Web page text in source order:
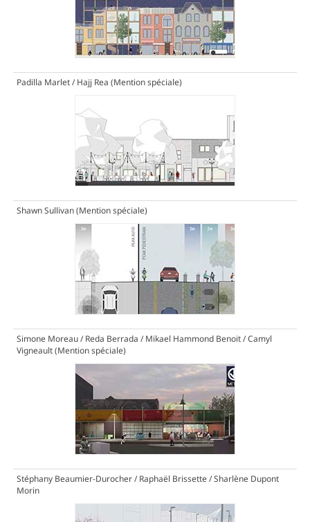
Padilla Marlet / Hajj Rea (Mention spéciale)
Shawn Sullivan(Mention spéciale)
Simone Moreau / Reda Berrada / Mikael Hammond Benoit / Camyl
Vigneault(Mention spéciale)
Stéphany Beaumier-Durocher / Raphaël Brissette / Sharlène Dupont
Morin